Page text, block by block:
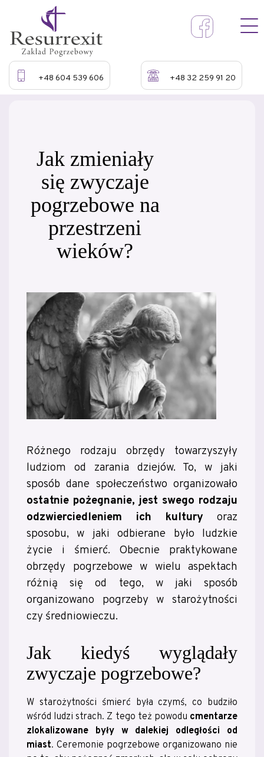
+48 604 539 606 +48 32 259 91 20
Jak zmieniały
się zwyczaje
pogrzebowe na
przestrzeni
wieków?
Różnego rodzaju obrzędy towarzyszyły
ludziom od zarania dziejów. To, w jaki
sposób dane społeczeństwo organizowało
ostatnie pożegnanie, jest swego rodzaju
odzwierciedleniem ich kultury oraz
sposobu, w jaki odbierane było ludzkie
życie i śmierć. Obecnie praktykowane
obrzędy pogrzebowe w wielu aspektach
różnią się od tego, w jaki sposób
organizowano pogrzeby w starożytności
czy średniowieczu.
Jak kiedyś wyglądały
zwyczaje pogrzebowe?
W starożytności śmierć była czymś, co budziło
wśród ludzi strach. Z tego też powodu cmentarze
zlokalizowane były w dalekiej odległości od
miast. Ceremonie pogrzebowe organizowano nie